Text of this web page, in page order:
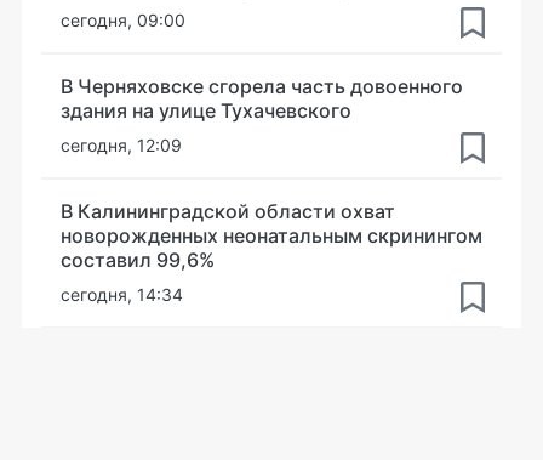
сегодня, 09:00
В Черняховске сгорела часть довоенного
здания на улице Тухачевского
сегодня, 12:09
В Калининградской области охват
новорожденных неонатальным скринингом
составил 99,6%
сегодня, 14:34